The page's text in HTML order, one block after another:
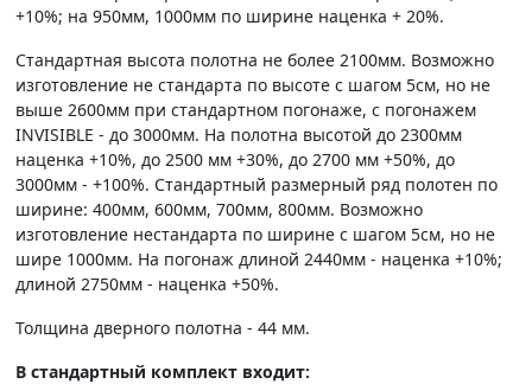
+10%; на 950мм, 1000мм по ширине наценка + 20%.
Стандартная высота полотна не более 2100мм. Возможно
изготовление не стандарта по высоте с шагом 5см, но не
выше 2600мм при стандартном погонаже, с погонажем
INVISIBLE - до 3000мм. На полотна высотой до 2300мм
наценка +10%, до 2500 мм +30%, до 2700 мм +50%, до
3000мм - +100%. Стандартный размерный ряд полотен по
ширине: 400мм, 600мм, 700мм, 800мм. Возможно
изготовление нестандарта по ширине с шагом 5см, но не
шире 1000мм. На погонаж длиной 2440мм - наценка +10%;
длиной 2750мм - наценка +50%.
Толщина дверного полотна - 44 мм.
В стандартный комплект входит: